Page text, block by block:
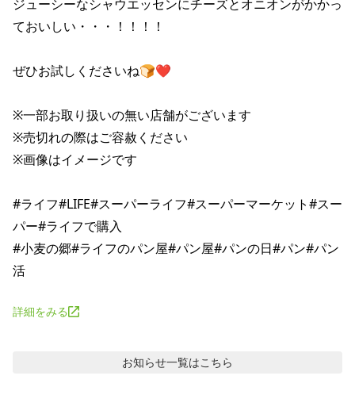
ジューシーなシャウエッセンにチーズとオニオンがかかっ
ておいしい・・・！！！！
ぜひお試しくださいね🍞❤
※一部お取り扱いの無い店舗がございます
※売切れの際はご容赦ください
※画像はイメージです
#ライフ#LIFE#スーパーライフ#スーパーマーケット#スー
パー#ライフで購入
#小麦の郷#ライフのパン屋#パン屋#パンの日#パン#パン
詳細をみる
お知らせ一覧はこちら